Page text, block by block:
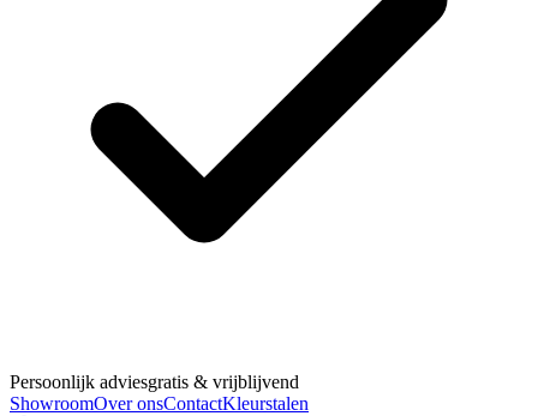
Persoonlijk adviesgratis & vrijblijvend
ShowroomOver onsContactKleurstalen